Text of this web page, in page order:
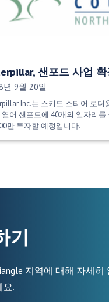
샌포드 사업
짜:
년 9월 20일
Inc.는 스키드 스티어 로더
열어 샌포드에 40개의 일자리를
만 투자할 예정입니다.
기
지역에 대해 자세
요.